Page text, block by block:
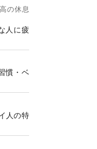
の休息
人に疲
慣・ベ
人の特